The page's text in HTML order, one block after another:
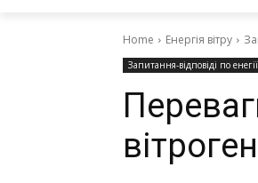
Home Енергія вітру
Запитання-відповіді по